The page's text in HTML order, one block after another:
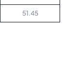
51.45